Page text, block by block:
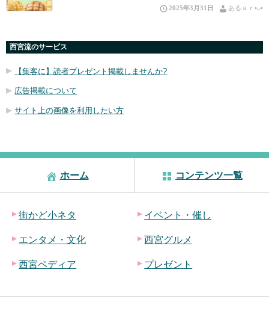
2025年3月31日 あるａｒ•⁠ᴗ⁠•⁠
西宮流のサービス
【集客に】読者プレゼント掲載しませんか?
広告掲載について
サイト上の画像を利用したい方
ホーム コンテンツ一覧
街かど小ネタ イベント・催し
エンタメ・文化 西宮グルメ
西宮ペディア プレゼント